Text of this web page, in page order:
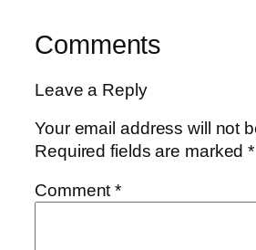
Comments
Leave a Reply
Your email address will not
Required fields are marked*
Comment*